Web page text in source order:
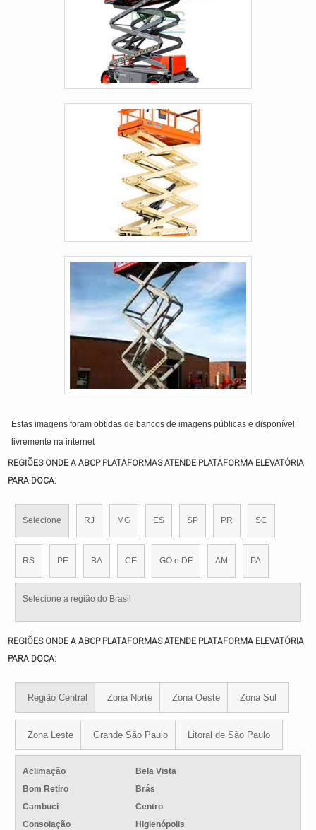
Estas imagens foram obtidas de bancos de imagens públicas e disponível
livremente na internet
REGIÕES ONDE A ABCP PLATAFORMAS ATENDE PLATAFORMA ELEVATÓRIA
PARA DOCA:
Selecione RJ MG ES SP PR SC
RS PE BA CE GO e DF AM PA
Selecione a região do Brasil
REGIÕES ONDE A ABCP PLATAFORMAS ATENDE PLATAFORMA ELEVATÓRIA
PARA DOCA:
Região Central Zona Norte Zona Oeste Zona Sul
Zona Leste Grande São Paulo Litoral de São Paulo
Aclimação
Bela Vista
Bom Retiro
Brás
Cambuci
Centro
Consolação
Higienópolis